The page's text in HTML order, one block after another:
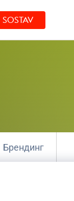
SOSTAV
Брендинг